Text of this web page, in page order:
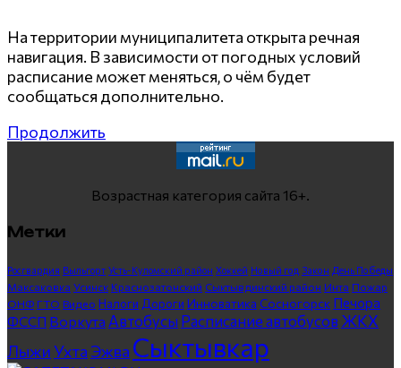
На территории муниципалитета открыта речная
навигация. В зависимости от погодных условий
расписание может меняться, о чём будет
сообщаться дополнительно.
Продолжить
Возрастная категория сайта 16+.
Метки
Росгвардия Выльгорт Усть-Куломский район Хоккей Новый год Закон День Победы
Максаковка Усинск Краснозатонский Сыктывдинский район Инта Пожар
ОНФ ГТО Видео Налоги Дороги Инноватика Сосногорск Печора
ФССП Воркута Автобусы Расписание автобусов ЖКХ
ЛыжиУхта Эжва Сыктывкар